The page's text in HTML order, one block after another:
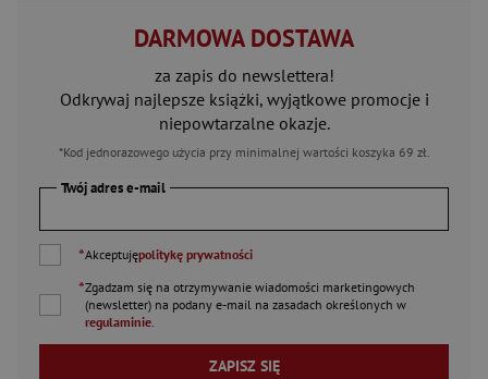
DARMOWA DOSTAWA
za zapis do newslettera!
Odkrywaj najlepsze książki, wyjątkowe promocje i
niepowtarzalne okazje.
*Kod jednorazowego użycia przy minimalnej wartości koszyka 69 zł.
Twój adres e-mail
*Akceptujępolitykę prywatności
*Zgadzam się na otrzymywanie wiadomości marketingowych
(newsletter) na podany e-mail na zasadach określonych w
regulaminie
ZAPISZ SIĘ